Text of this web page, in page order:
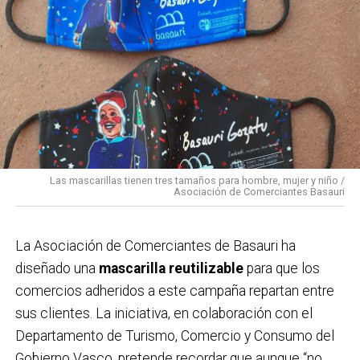
9:00 Txupin desde el Ayuntamiento.
10:00 Pasacalles amenizado por dulzaineros.
12:00 Pasacalles con Danbolin Txistulari Elkartea.
12:00 Txanpi solidario en la carpa de Solobarria a favor
de Paula Rodríguez.
14:00 Karparamartxo en la carpa de Solobarria para las
cuadrillas.
15:00 Concurso de cabezones en la carpa de
Solobarria.
16:30 Concurso de cuajadas en la carpa de Solobarria.
Solobarria para las cuadrillas.
17:30 XV Campeonato intercuadrillas de lanzamiento
de Abarka en la carpa.
18:00 Espectáculo infantil a cargo de Partyman
Skywalker en la plaza San Isidro .
Las mascarillas tienen tres tamaños para hombre, mujer y niño /
Asociación de Comerciantes Basauri
La Asociación de Comerciantes de Basauri ha
diseñado una mascarilla reutilizablepara que los
comercios adheridos a este campaña repartan entre
sus clientes. La iniciativa, en colaboración con el
Departamento de Turismo, Comercio y Consumo del